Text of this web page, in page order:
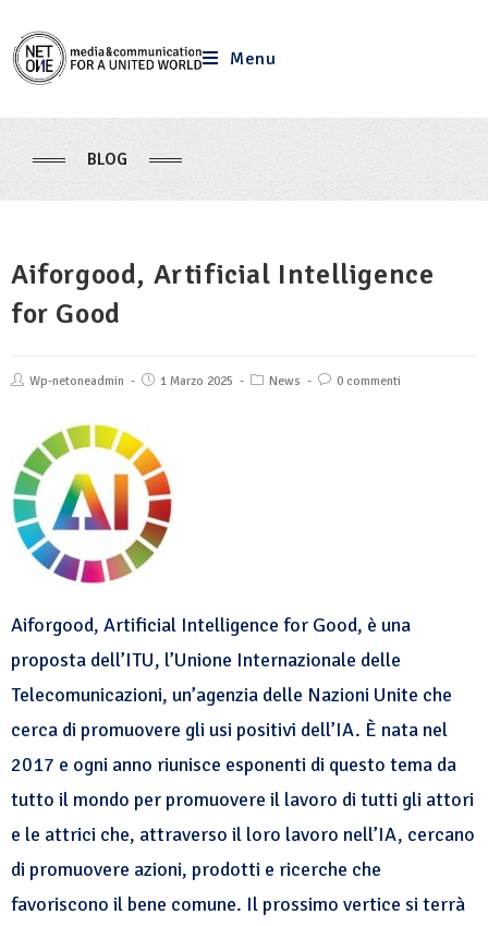
Menu
BLOG
Aiforgood, Artificial Intelligence
for Good
Wp-netoneadmin 1 Marzo 2025 News 0 commenti
Aiforgood, Artificial Intelligence for Good, è una
proposta dell’ITU, l’Unione Internazionale delle
Telecomunicazioni, un’agenzia delle Nazioni Unite che
cerca di promuovere gli usi positivi dell’IA. È nata nel
2017 e ogni anno riunisce esponenti di questo tema da
tutto il mondo per promuovere il lavoro di tutti gli attori
e le attrici che, attraverso il loro lavoro nell’IA, cercano
di promuovere azioni, prodotti e ricerche che
favoriscono il bene comune. Il prossimo vertice si terrà